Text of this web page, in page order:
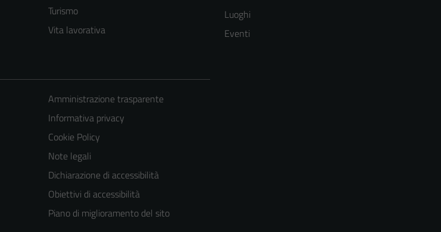
Turismo
Vita lavorativa
Luoghi
Eventi
Amministrazione trasparente
Informativa privacy
Cookie Policy
Note legali
Dichiarazione di accessibilità
Obiettivi di accessibilità
Piano di miglioramento del sito